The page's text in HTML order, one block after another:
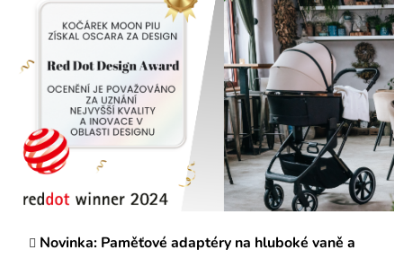
Novinka: Paměťové adaptéry na hluboké vaně a